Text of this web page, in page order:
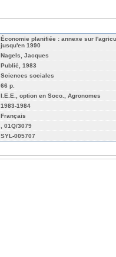
Économie planifiée : annexe sur
jusqu'en 1990
Nagels, Jacques
Publié, 1983
Sciences sociales
66 p.
I.E.E., option en Soco., Agronomes
1983-1984
Français
, 01Q/3079
SYL-005707